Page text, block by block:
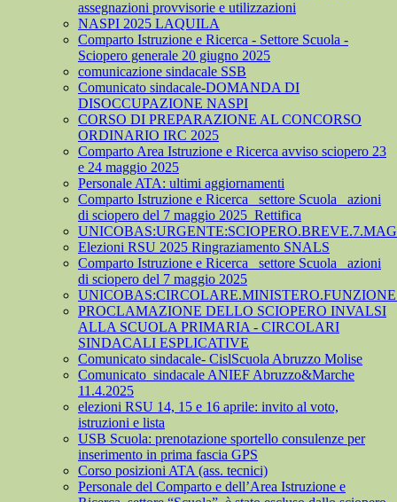
assegnazioni provvisorie e utilizzazioni
NASPI 2025 LAQUILA
Comparto Istruzione e Ricerca - Settore Scuola -
Sciopero generale 20 giugno 2025
comunicazione sindacale SSB
Comunicato sindacale-DOMANDA DI
DISOCCUPAZIONE NASPI
CORSO DI PREPARAZIONE AL CONCORSO
ORDINARIO IRC 2025
Comparto Area Istruzione e Ricerca avviso sciopero 23
e 24 maggio 2025
Personale ATA: ultimi aggiornamenti
Comparto Istruzione e Ricerca_ settore Scuola_ azioni
di sciopero del 7 maggio 2025_Rettifica
Elezioni RSU 2025 Ringraziamento SNALS
Comparto Istruzione e Ricerca_ settore Scuola_ azioni
di sciopero del 7 maggio 2025
PROCLAMAZIONE DELLO SCIOPERO INVALSI
ALLA SCUOLA PRIMARIA - CIRCOLARI
SINDACALI ESPLICATIVE
Comunicato sindacale- CislScuola Abruzzo Molise
Comunicato_sindacale ANIEF Abruzzo&Marche
11.4.2025
elezioni RSU 14, 15 e 16 aprile: invito al voto,
istruzioni e lista
USB Scuola: prenotazione sportello consulenze per
inserimento in prima fascia GPS
Corso posizioni ATA (ass. tecnici)
Personale del Comparto e dell’Area Istruzione e